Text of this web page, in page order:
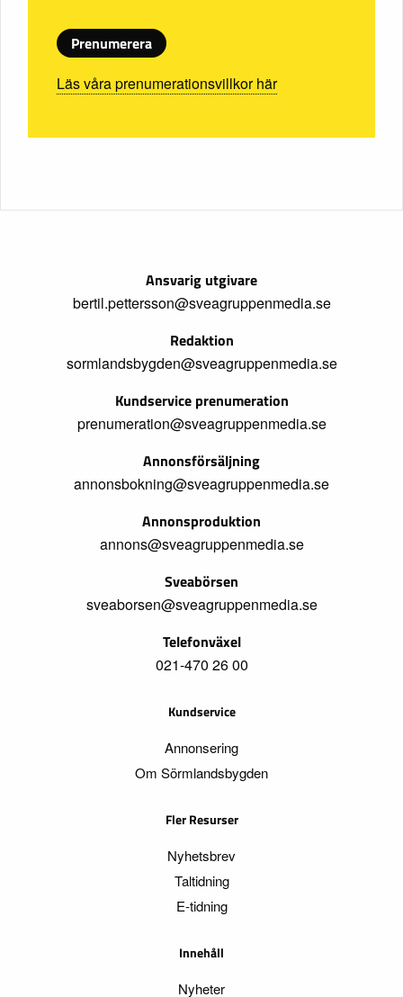
Prenumerera
Läs våra prenumerationsvillkor här
Ansvarig utgivare
bertil.pettersson@sveagruppenmedia.se
Redaktion
sormlandsbygden@sveagruppenmedia.se
Kundservice prenumeration
prenumeration@sveagruppenmedia.se
Annonsförsäljning
annonsbokning@sveagruppenmedia.se
Annonsproduktion
annons@sveagruppenmedia.se
Sveabörsen
sveaborsen@sveagruppenmedia.se
Telefonväxel
021-470 26 00
Kundservice
Annonsering
Om Sörmlandsbygden
Fler Resurser
Nyhetsbrev
Taltidning
E-tidning
Innehåll
Nyheter